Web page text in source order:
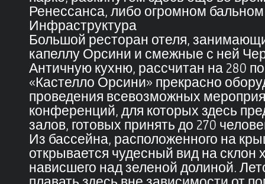
Ренессанса, либо огромном
Инфраструктура
Большой ресторан отеля,
капеллу Орсини и смежные с ней
Античную кухню, рассчитан на 280
«Кастелло Орсини» прекрасно
проведения всевозможных
конференций, для которых здесь
залов, готовых принять до 270
Из бассейна, расположенного на
открывается чудесный вид на склон
нависшего над зеленой долиной.